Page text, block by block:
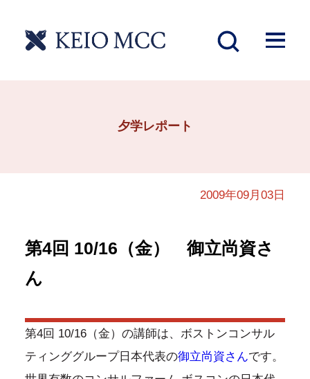
夕学レポート
2009年09月03日
第4回 10/16（金） 御立尚資さ
ん
第4回 10/16（金）の講師は、ボストンコンサル
ティンググループ日本代表の御立尚資さんです。